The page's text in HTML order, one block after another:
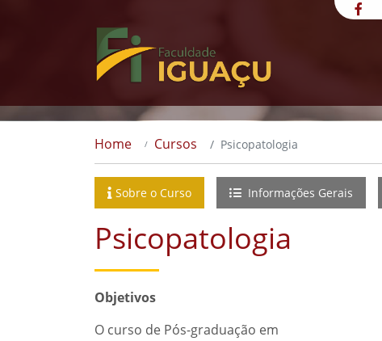
Home Cursos Psicopatologia
Sobre o Curso Informações Gerais
Psicopatologia
Objetivos
O curso de Pós-graduação em